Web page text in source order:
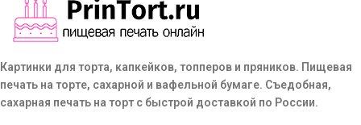
Картинки для торта, капкейков, топперов и пряников. Пищевая
печать на торте, сахарной и вафельной бумаге. Съедобная,
сахарная печать на торт с быстрой доставкой по России.